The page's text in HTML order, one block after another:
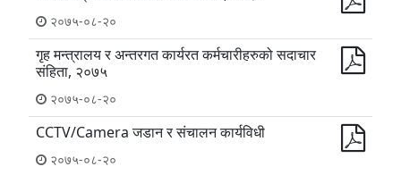
२०७५-०८-२०
गृह मन्त्रालय र अन्तरगत कार्यरत कर्मचारीहरुको सदाचार
संहिता, २०७५
२०७५-०८-२०
CCTV/Camera जडान र संचालन कार्यविधी
२०७५-०८-२०